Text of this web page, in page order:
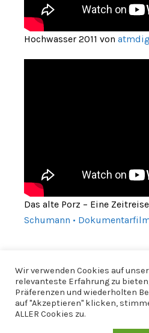
Hochwasser 2011 von
Das alte Porz – Eine
Schumann •
Wir verwenden Cookies auf
relevanteste Erfahrung zu
Präferenzen und wiederholten
auf "Akzeptieren" klicken,
ALLER Cookies zu.